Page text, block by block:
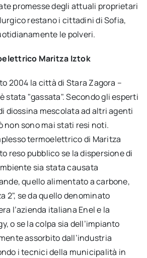
promesse degli attuali proprietari
restano i cittadini di Sofia,
le polveri.
Maritza Iztok
2004 la città di Stara Zagora –
stata "gassata". Secondo gli esperti
diossina mescolata ad altri agenti
non sono mai stati resi noti.
termoelettrico di Maritza
reso pubblico se la dispersione di
sia stata causata
quello alimentato a carbone,
2", se da quello denominato
l’azienda italiana Enel e la
o se la colpa sia dell’impianto
assorbito dall’industria
i tecnici della municipalità in